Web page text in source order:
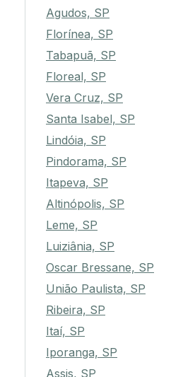
Agudos, SP
Florínea, SP
Tabapuã, SP
Floreal, SP
Vera Cruz, SP
Santa Isabel, SP
Lindóia, SP
Pindorama, SP
Itapeva, SP
Altinópolis, SP
Leme, SP
Luiziânia, SP
Oscar Bressane, SP
União Paulista, SP
Ribeira, SP
Itaí, SP
Iporanga, SP
Assis, SP